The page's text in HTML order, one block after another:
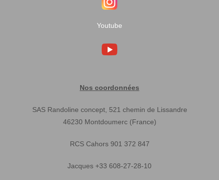
Youtube
Nos coordonnées
SAS Randoline concept, 521 chemin de Lissandre
46230 Montdoumerc (France)
RCS Cahors 901 372 847
Jacques +33 608-27-28-10